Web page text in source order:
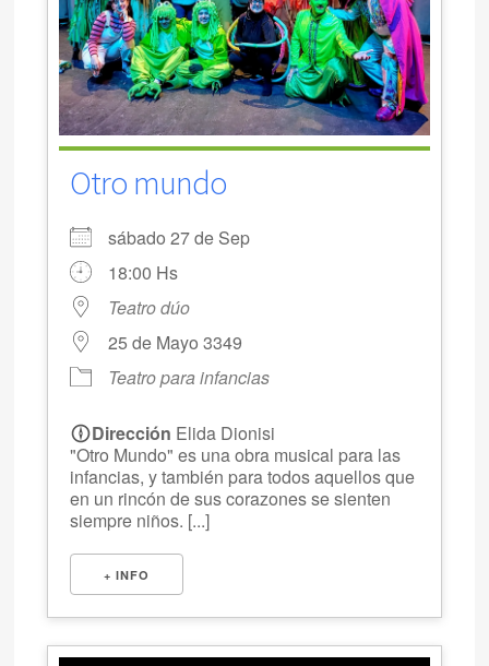
Otro mundo
sábado 27 de Sep
18:00 Hs
Teatro dúo
25 de Mayo 3349
Teatro para infancias
Dirección Elida Dionisi
"Otro Mundo" es una obra musical para las
infancias, y también para todos aquellos que
en un rincón de sus corazones se sienten
siempre niños. [...]
+ INFO